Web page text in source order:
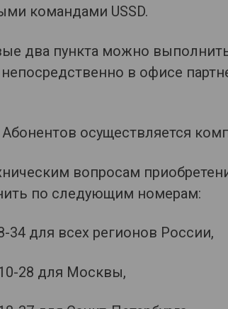
командами USSD.
два пункта можно
в офисе
осуществляется
вопросам
по следующим номерам:
34 для всех регионов России,
28 для Москвы,